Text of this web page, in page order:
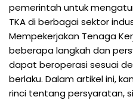
pemerintah untuk
TKA di berbagai sektor
Mempekerjakan Tenaga
beberapa langkah dan
dapat beroperasi sesuai
berlaku. Dalam artikel ini,
rinci tentang persyaratan,